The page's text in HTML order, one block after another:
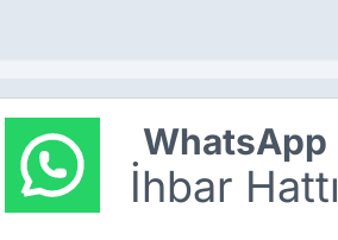
WhatsApp
İhbar Hattı